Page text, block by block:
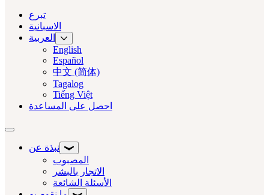
تبرع
الاسبانية
العربية‏
English
Español
中文 (简体)
Tagalog
Tiếng Việt
احصل على المساعدة
تبديل التنقل
نبذة عن
المصبوب
الاتجار بالبشر
الأسئلة الشائعة